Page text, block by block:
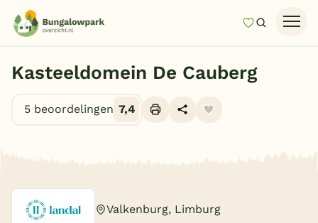
MijnZoeken
Last minutes
Top 12 aanbiedingen
Vakantiepark keuzehulp
Kasteeldomein De Cauberg
5 beoordelingen 7,4
Valkenburg, Limburg